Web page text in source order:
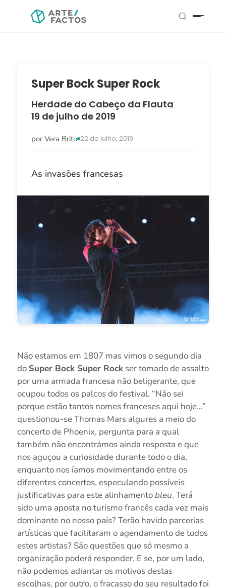
Super Bock Super Rock
Herdade do Cabeço da Flauta
19 de julho de 2019
por Vera Brito 22 de julho, 2019
As invasões francesas
Não estamos em 1807 mas vimos o segundo dia
do Super Bock Super Rockser tomado de assalto
por uma armada francesa não beligerante, que
ocupou todos os palcos do festival. “Não sei
porque estão tantos nomes franceses aqui hoje…”
questionou-se Thomas Mars algures a meio do
concerto de Phoenix, pergunta para a qual
também não encontrámos ainda resposta e que
nos aguçou a curiosidade durante todo o dia,
enquanto nos íamos movimentando entre os
diferentes concertos, especulando possíveis
justificativas para este alinhamentobleu. Terá
sido uma aposta no turismo francês cada vez mais
dominante no nosso país? Terão havido parcerias
artísticas que facilitaram o agendamento de todos
estes artistas? São questões que só mesmo a
organização poderá responder. E se, por um lado,
não podemos adiantar os motivos destas
escolhas, por outro, o fracasso do seu resultado foi